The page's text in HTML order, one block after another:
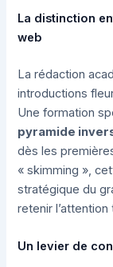
La distinction
web
La rédaction
introductions
Une formation
pyramide
dès les
« skimming »,
stratégique du
retenir
Un levier de